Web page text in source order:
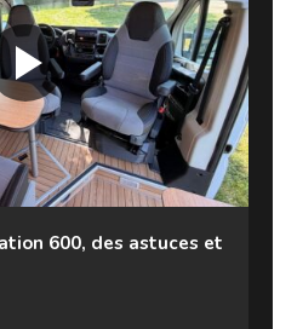
600, des astuces et